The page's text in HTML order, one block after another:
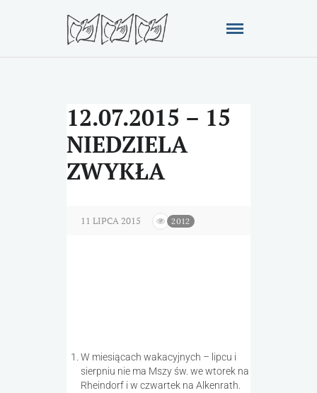
12.07.2015 – 15
NIEDZIELA
ZWYKŁA
11 LIPCA 2015 2012
W miesiącach wakacyjnych – lipcu i
sierpniu nie ma Mszy św. we wtorek na
Rheindorf i w czwartek na Alkenrath.